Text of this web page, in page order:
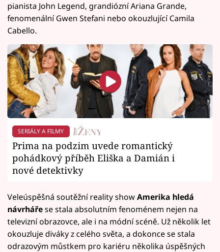
pianista John Legend, grandiózní Ariana Grande,
fenomenální Gwen Stefani nebo okouzlující Camila
Cabello.
SERIÁLY A FILMY
Prima na podzim uvede romantický
pohádkový příběh Eliška a Damián i
nové detektivky
Veleúspěšná soutěžní reality showAmerika hledá
návrhářese stala absolutním fenoménem nejen na
televizní obrazovce, ale i na módní scéně. Už několik let
okouzluje diváky z celého světa, a dokonce se stala
odrazovým můstkem pro kariéru několika úspěšných